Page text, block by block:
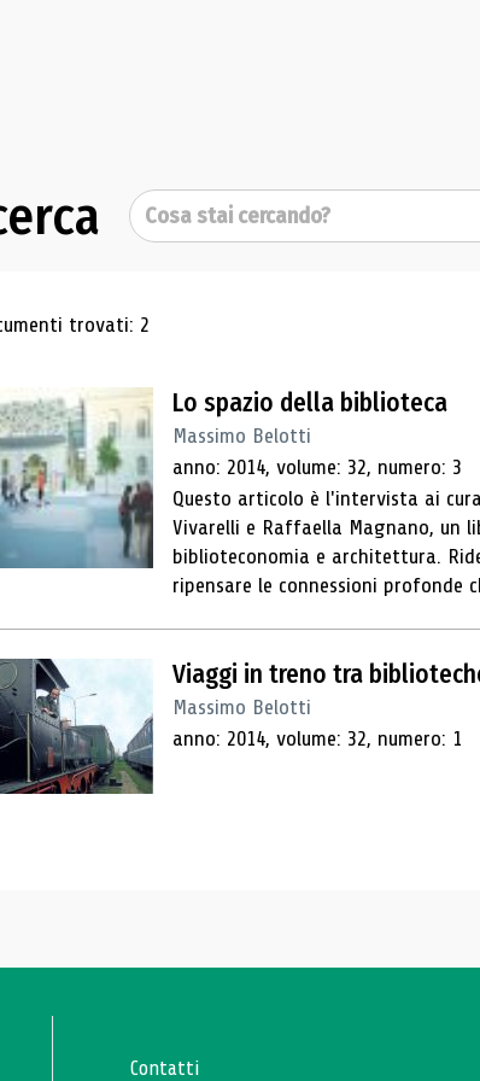
Cerca
di ricerca
trovati: 2
Lo spazio della biblioteca
Massimo Belotti
anno: 2014, volume: 32, numero: 3
Questo articolo è l'intervista ai
Vivarelli e Raffaella Magnano, un
biblioteconomia e architettura.
ripensare le connessioni profonde
Viaggi in treno tra
Massimo Belotti
anno: 2014, volume: 32, numero: 1
Contatti